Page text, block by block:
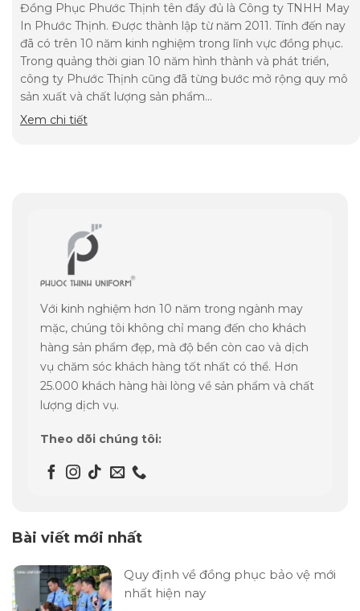
Đồng Phục Phước Thịnh tên đầy đủ là Công ty TNHH May
In Phước Thịnh. Được thành lập từ năm 2011. Tính đến nay
đã có trên 10 năm kinh nghiệm trong lĩnh vực đồng phục.
Trong quảng thời gian 10 năm hình thành và phát triển,
công ty Phước Thịnh cũng đã từng bước mở rộng quy mô
sản xuất và chất lượng sản phẩm...
Xem chi tiết
Với kinh nghiệm hơn 10 năm trong ngành may
mặc, chúng tôi không chỉ mang đến cho khách
hàng sản phẩm đẹp, mà độ bền còn cao và dịch
vụ chăm sóc khách hàng tốt nhất có thể. Hơn
25.000 khách hàng hài lòng về sản phẩm và chất
lượng dịch vụ.
Theo dõi chúng tôi:
Bài viết mới nhất
Quy định về đồng phục bảo vệ mới
nhất hiện nay